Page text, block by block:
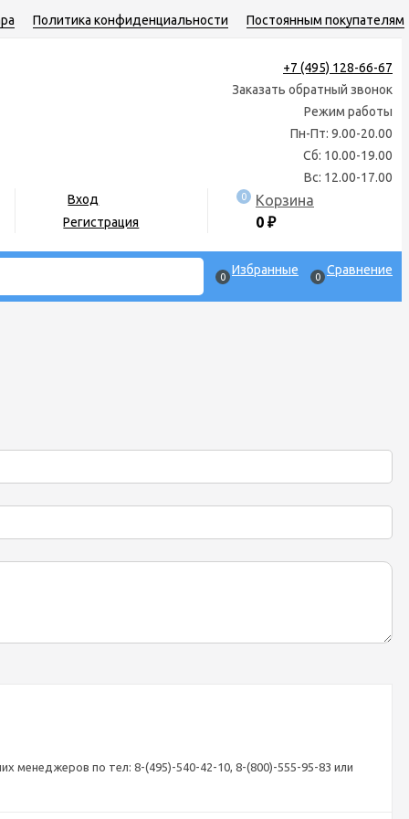
Политика конфиденциальности Постоянным покупателям
+7 (495) 128-66-67
Заказать обратный звонок
Режим работы
Пн-Пт: 9.00-20.00
Сб: 10.00-19.00
Вс: 12.00-17.00
Вход
Регистрация
0
Корзина
0 ₽
0 Избранные 0 Сравнение
менеджеров по тел: 8-(495)-540-42-10, 8-(800)-555-95-83 или